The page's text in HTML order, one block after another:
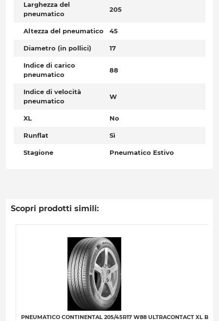
Larghezza del
pneumatico
205
Altezza del pneumatico 45
Diametro (in pollici) 17
Indice di carico
pneumatico
88
Indice di velocità
pneumatico
W
XL No
Runflat Sì
Stagione Pneumatico Estivo
Scopri prodotti simili:
PNEUMATICO CONTINENTAL 205/45R17 W88 ULTRACONTACT XL B-A-